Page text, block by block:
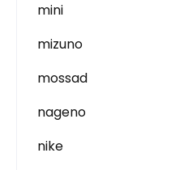
mini
mizuno
mossad
nageno
nike